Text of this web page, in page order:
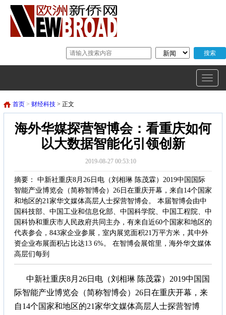
首页 > 财经科技 > 正文
海外华媒探营智博会：看重庆如何
以大数据智能化引领创新
2019-08-27 00:53:10
摘要： 中新社重庆8月26日电（刘相琳 陈茂霖）2019中国国际
智能产业博览会（简称智博会）26日在重庆开幕，来自14个国家
和地区的21家华文媒体高层人士探营智博会。 本届智博会由中
国科技部、中国工业和信息化部、中国科学院、中国工程院、中
国科协和重庆市人民政府共同主办，有来自近60个国家和地区的
代表参会，843家企业参展，室内展览面积21万平方米，其中外
资企业布展面积占比达13 6%。 在智博会展馆里，海外华文媒体
高层们每到
中新社重庆8月26日电（刘相琳 陈茂霖）2019中国国
际智能产业博览会（简称智博会）26日在重庆开幕，来
自14个国家和地区的21家华文媒体高层人士探营智博